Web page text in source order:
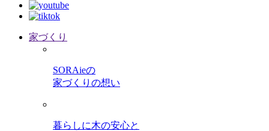
家づくり
SORAieの
家づくりの想い
暮らしに木の安心と